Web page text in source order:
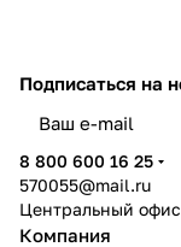
Подписаться на
8 800 600 16 25
570055@mail.ru
Центральный
Компания